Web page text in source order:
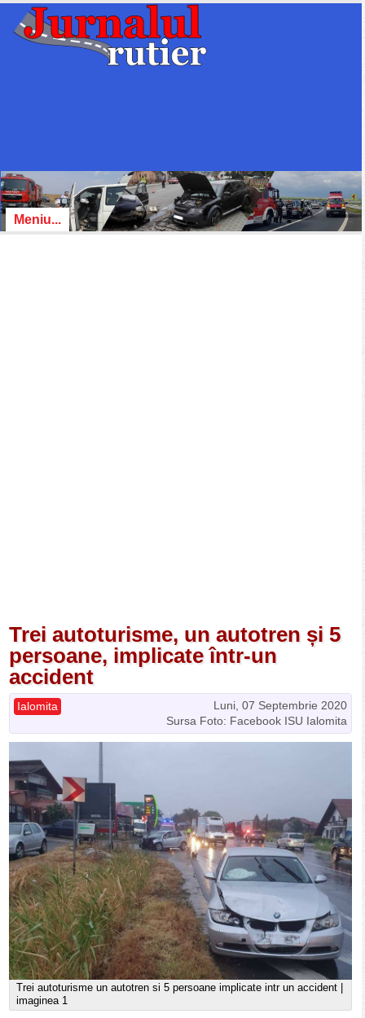
Meniu...
Trei autoturisme, un autotren și 5
persoane, implicate într-un
accident
Luni, 07 Septembrie 2020
Ialomita
Sursa Foto: Facebook ISU Ialomita
Trei autoturisme un autotren si 5 persoane implicate intr un accident |
imaginea 1